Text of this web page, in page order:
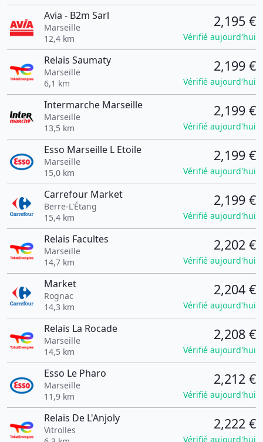
Avia - B2m Sarl
Marseille
12,4 km
2,195 €
Vérifié aujourd'hui
Relais Saumaty
Marseille
6,1 km
2,199 €
Vérifié aujourd'hui
Intermarche Marseille
Marseille
13,5 km
2,199 €
Vérifié aujourd'hui
Esso Marseille L Etoile
Marseille
15,0 km
2,199 €
Vérifié aujourd'hui
Carrefour Market
Berre-L'Étang
15,4 km
2,199 €
Vérifié aujourd'hui
Relais Facultes
Marseille
14,7 km
2,202 €
Vérifié aujourd'hui
Market
Rognac
14,3 km
2,204 €
Vérifié aujourd'hui
Relais La Rocade
Marseille
14,5 km
2,208 €
Vérifié aujourd'hui
Esso Le Pharo
Marseille
11,9 km
2,212 €
Vérifié aujourd'hui
Relais De L'Anjoly
Vitrolles
2,222 €
Vérifié aujourd'hui